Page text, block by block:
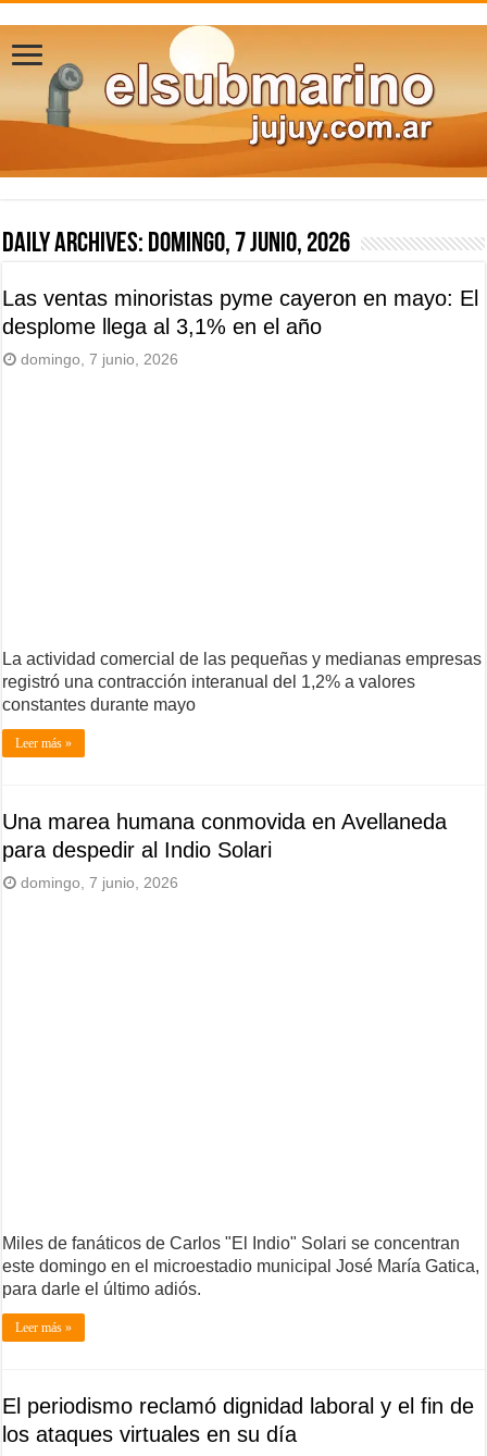
Daily Archives: domingo, 7 junio, 2026
Las ventas minoristas pyme cayeron en mayo: El
desplome llega al 3,1% en el año
domingo, 7 junio, 2026
La actividad comercial de las pequeñas y medianas empresas
registró una contracción interanual del 1,2% a valores
constantes durante mayo
Leer más »
Una marea humana conmovida en Avellaneda
para despedir al Indio Solari
domingo, 7 junio, 2026
Miles de fanáticos de Carlos "El Indio" Solari se concentran
este domingo en el microestadio municipal José María Gatica,
para darle el último adiós.
Leer más »
El periodismo reclamó dignidad laboral y el fin de
los ataques virtuales en su día